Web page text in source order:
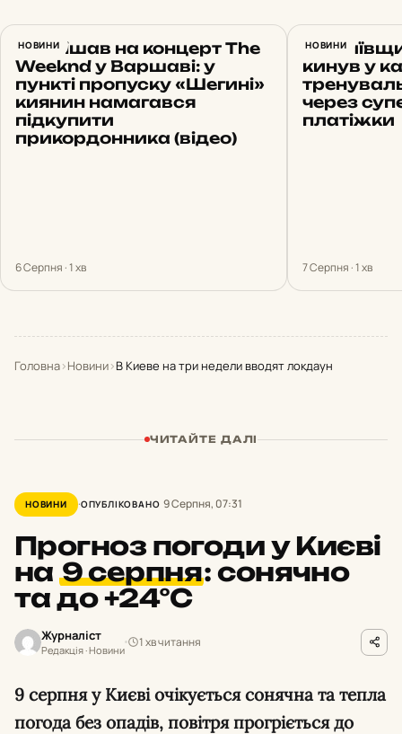
НОВИНИ
Поспішав на концерт The
Weeknd у Варшаві: у
пункті пропуску «Шегині»
киянин намагався
підкупити
прикордонника (відео)
6 Серпня · 1 хв
НОВИНИ
На
кинув у
через
платіжки
7 Серпня · 1 хв
Головна›Новини›В Киеве на три недели вводят локдаун
ЧИТАЙТЕ ДАЛІ
НОВИНИ ОПУБЛІКОВАНО 9 Серпня, 07:31
Прогноз погоди у Києві
на9 серпня: сонячно
та до +24°С
Журналіст
Редакція · Новини
1 хв читання
9 серпня у Києві очікується сонячна та тепла
погода без опадів, повітря прогріється до